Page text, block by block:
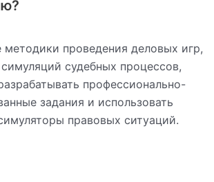
методики проведения деловых игр,
судебных процессов,
профессионально-
задания и использовать
правовых ситуаций.